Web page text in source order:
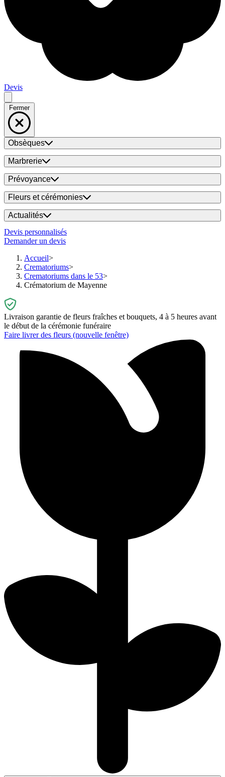
Devis
Fermer
Obsèques
Marbrerie
Prévoyance
Fleurs et cérémonies
Actualités
Devis personnalisés
Demander un devis
Accueil
Crematoriums
Crematoriums dans le 53
Crématorium de Mayenne
Livraison garantie de fleurs fraîches et bouquets, 4 à 5 heures avant
le début de la cérémonie funéraire
Faire livrer des fleurs (nouvelle fenêtre)